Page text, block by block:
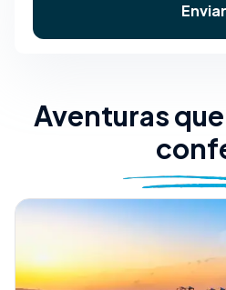
Enviar
Aventuras